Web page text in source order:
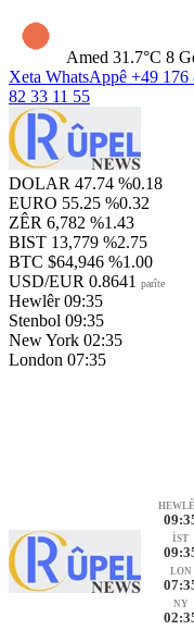
Amed 31.7°C 8
Xeta WhatsAppê +49 176
82 33 11 55
DOLAR 47.74 %0.18
EURO 55.25 %0.32
ZÊR 6,782 %1.43
BIST 13,779 %2.75
BTC $64,946 %1.00
USD/EUR 0.8641 parîte
Hewlêr 09:35
Stenbol 09:35
New York 02:35
London 07:35
İST
LON
NY